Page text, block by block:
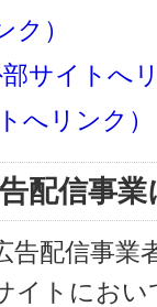
ク）
部サイトへ
へリンク）
配信事
配信事業
イトにお